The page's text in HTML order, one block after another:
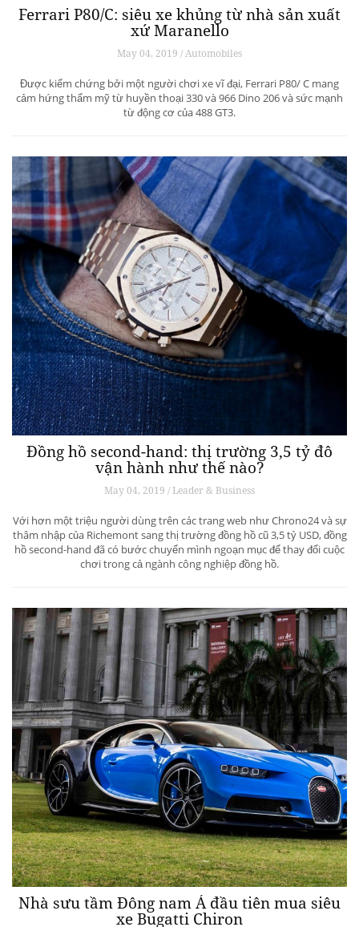
Ferrari P80/C: siêu xe khủng từ ​​nhà sản xuất
xứ Maranello
May 04, 2019 / Automobiles
Được kiểm chứng bởi một người chơi xe vĩ đại, Ferrari P80/ C mang
cảm hứng thẩm mỹ từ huyền thoại 330 và 966 Dino 206 và sức mạnh
từ động cơ của 488 GT3.
Đồng hồ second-hand: thị trường 3,5 tỷ đô
vận hành như thế nào?
May 04, 2019 / Leader & Business
Với hơn một triệu người dùng trên các trang web như Chrono24 và sự
thâm nhập của Richemont sang thị trường đồng hồ cũ 3,5 tỷ USD, đồng
hồ second-hand đã có bước chuyển mình ngoạn mục để thay đổi cuộc
chơi trong cả ngành công nghiệp đồng hồ.
Nhà sưu tầm Đông nam Á đầu tiên mua siêu
xe Bugatti Chiron